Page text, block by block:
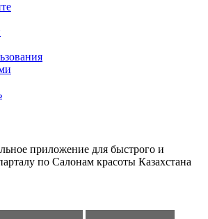
приложение для быстрого и
по Салонам красоты Казахстана